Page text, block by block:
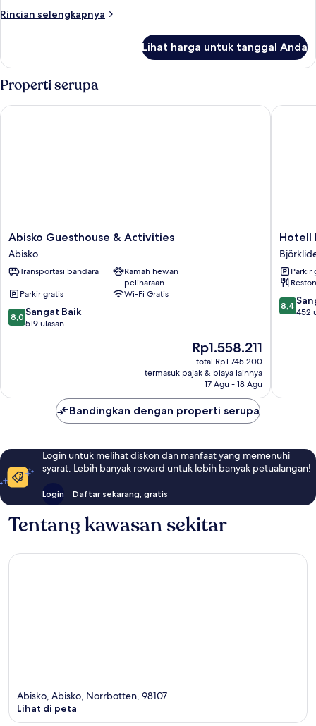
mandi
Rincian selengkapnya
Rincian
Kamar
Double
Superior,
kamar
mandi
Lihat harga untuk tanggal Anda
Properti serupa
Abisko
Guesthouse
&
Activities
Abisko Guesthouse & Activities
Abisko
Transportasi bandara
Ramah hewan
peliharaan
Parkir gratis
Wi-Fi Gratis
8.0
dari
8,0 Sangat Baik
519 ulasan
Harga
sekarang
Rp1.558.211
Rp1.558.211
total Rp1.745.200
termasuk pajak & biaya lainnya
17 Agu - 18 Agu
Abisko Guesthouse & Activities
Hotell
Fjället
Hotell
Parkir
8.4
dari
8,4
452
Hotell
Bandingkan dengan properti serupa
Login untuk melihat diskon dan manfaat yang memenuhi
syarat. Lebih banyak reward untuk lebih banyak petualangan!
Login Daftar sekarang, gratis
Tentang kawasan sekitar
Abisko, Abisko, Norrbotten, 98107
Lihat di peta